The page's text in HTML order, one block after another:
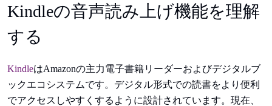
Kindleの音声読み上げ機能を理解
する
KindleはAmazonの主力電子書籍リーダーおよびデジタルブ
ックエコシステムです。デジタル形式での読書をより便利
でアクセスしやすくするように設計されています。現在、